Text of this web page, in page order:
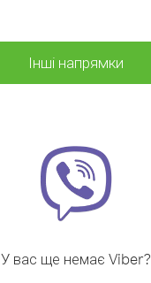
Інші напрямки
У вас ще немає Viber?